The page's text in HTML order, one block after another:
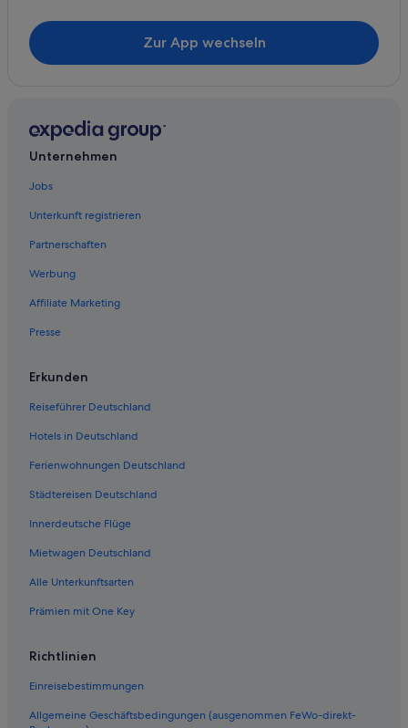
Zur App wechseln
Unternehmen
Jobs
Unterkunft registrieren
Partnerschaften
Werbung
Affiliate Marketing
Presse
Erkunden
Reiseführer Deutschland
Hotels in Deutschland
Ferienwohnungen Deutschland
Städtereisen Deutschland
Innerdeutsche Flüge
Mietwagen Deutschland
Alle Unterkunftsarten
Prämien mit One Key
Richtlinien
Einreisebestimmungen
Allgemeine Geschäftsbedingungen (ausgenommen FeWo-direkt-